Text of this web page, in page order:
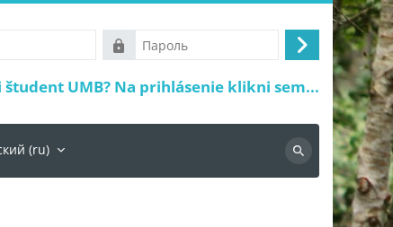
Пароль
Вход
študent UMB? Na prihlásenie klikni sem...
‎(ru)‎
Поиск